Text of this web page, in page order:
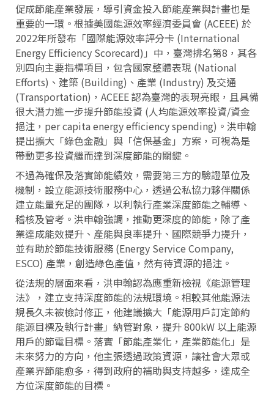
促成節能產業發展，導引資金投入節能產業與計畫也是
重要的一環。根據美國能源效率經濟委員會 (ACEEE) 於
2022年所發布「國際能源效率評分卡 (International
Energy Efficiency Scorecard)」中，臺灣排名第8，其各
別四向主要指標項目，包含國家整體表現 (National
Efforts)、建築 (Building)、產業 (Industry) 及交通
(Transportation)，ACEEE 認為臺灣的表現亮眼，且具備
很大潛力進一步提升節能投資 (人均能源效率投資/資金
挹注，per capita energy efficiency spending)。洪申翰
提出擴大「綠色金融」與「信保基金」方案，可視為是
帶動更多投資繼而達到深度節能的關鍵。
不過為確保及落實節能績效，需要第三方的驗證單位及
機制，設立能源技術服務中心，透過公私協力夥伴關係
建立能量充足的團隊，以利執行產業深度節能之輔導、
稽核及管考。洪申翰強調，推動更深度的節能，除了產
業達成能效提升、產能與良率提升、國際競爭力提升，
並有助於節能技術服務 (Energy Service Company,
ESCO) 產業，創造綠色產值，然有待資源的挹注。
從法規的層面來看，洪申翰認為應重新檢視《能源管理
法》，建立支持深度節能的法規環境。相較其他能源法
規長久未被檢討修正，他建議擴大「能源用戶訂定節約
能源目標及執行計畫」納管對象，提升 800kW 以上能源
用戶的節電目標。落實「節能產業化，產業節能化」是
未來努力的方向，他主張透過政策資源，讓社會大眾或
產業界節能愈多，得到政府的補助與支持越多，達成全
方位深度節能的目標。